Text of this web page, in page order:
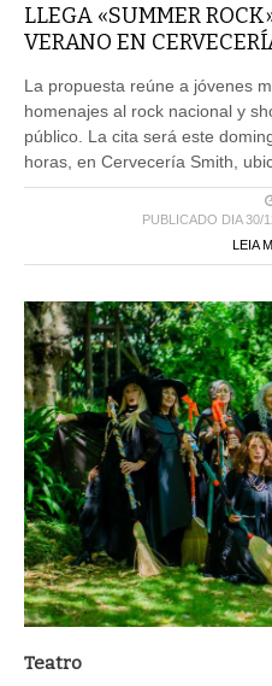
LLEGA «SUMMER
VERANO EN
La propuesta reúne a jóvenes
homenajes al rock nacional y
público. La cita será este
horas, en Cervecería Smith,
PUBLICADO DIA 30/
LEIA
Teatro